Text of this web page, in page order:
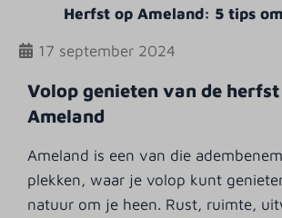
Herfst op Ameland: 5 tips
17 september 2024
Volop genieten van de
Ameland
Ameland is een van die
plekken, waar je volop kunt
natuur om je heen. Rust, ruimte,